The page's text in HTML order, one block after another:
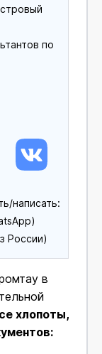
по
написать:
России)
в
хлопоты,